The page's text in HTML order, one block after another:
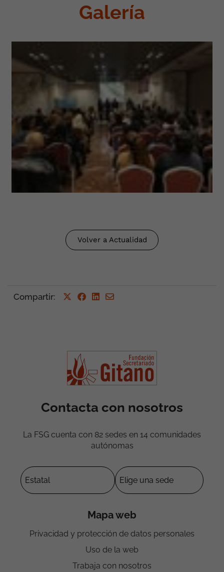
Galería
Volver a Actualidad
Compartir:
Contacta con nosotros
La FSG cuenta con 82 sedes en 14 comunidades
autónomas
Mapa web
Privacidad y protección de datos personales
Uso de la web
Trabaja con nosotros